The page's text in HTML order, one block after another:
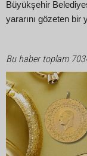
Büyükşehir
yararını gözeten bir
Bu haber toplam